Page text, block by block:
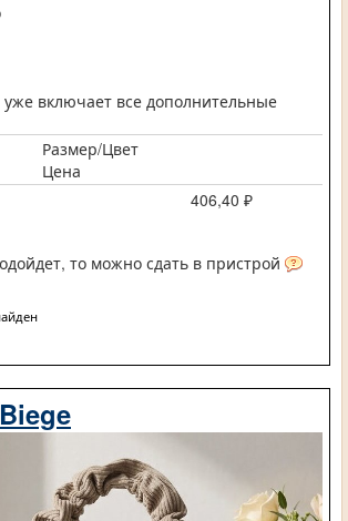
включает все дополнительные
Размер/Цвет
Цена
406,40 ₽
то можно сдать в пристрой